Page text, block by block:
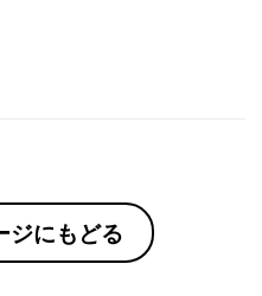
にもどる